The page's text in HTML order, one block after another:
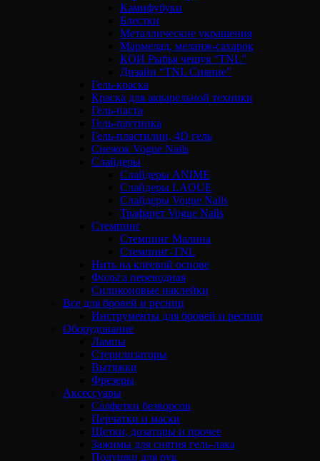
Камифубуки
Блестки
Металлические украшения
Мармелад, меланж-сахарок
КОИ Рыбья чешуя “TNL”
Дизайн “TNL Сияние”
Гель-краска
Краска для акварельной техники
Гель-паста
Гель-паутинка
Гель-пластилин, 4D гель
Снежок Vogue Nails
Слайдеры
Слайдеры ANIME
Слайдеры LAQUE
Слайдеры Vogue Nails
Трафарет Vogue Nails
Стемпинг
Стемпинг Малина
Стемпинг-TNL
Нить на клеевой основе
Фольга переводная
Силиконовые наклейки
Все для бровей и ресниц
Инструменты для бровей и ресниц
Оборудование
Лампы
Стерилизаторы
Вытяжки
Фрезеры
Аксессуары
Салфетки безворсов
Перчатки и маски
Щетки, дозаторы и прочее
Зажимы для снятия гель-лака
Подушки для рук